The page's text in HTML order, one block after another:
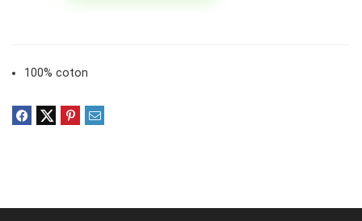
100% coton